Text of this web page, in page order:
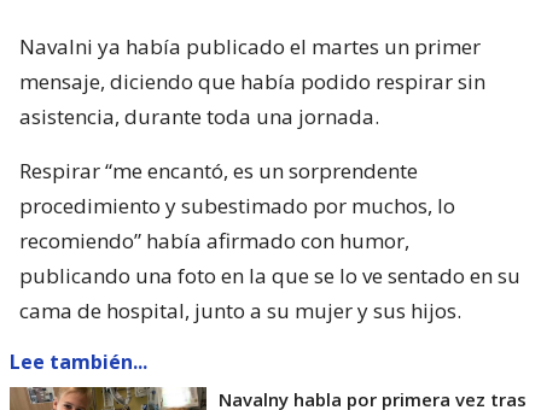
Navalni ya había publicado el martes un primer
mensaje, diciendo que había podido respirar sin
asistencia, durante toda una jornada.
Respirar “me encantó, es un sorprendente
procedimiento y subestimado por muchos, lo
recomiendo” había afirmado con humor,
publicando una foto en la que se lo ve sentado en su
cama de hospital, junto a su mujer y sus hijos.
Lee también...
Navalny habla por primera vez tras